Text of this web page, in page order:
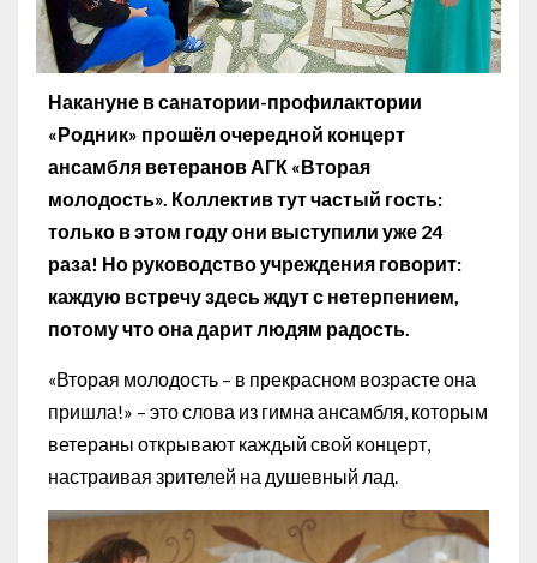
Накануне в санатории-профилактории
«Родник» прошёл очередной концерт
ансамбля ветеранов АГК «Вторая
молодость». Коллектив тут частый гость:
только в этом году они выступили уже 24
раза! Но руководство учреждения говорит:
каждую встречу здесь ждут с нетерпением,
потому что она дарит людям радость.
«Вторая молодость – в прекрасном возрасте она
пришла!» – это слова из гимна ансамбля, которым
ветераны открывают каждый свой концерт,
настраивая зрителей на душевный лад.